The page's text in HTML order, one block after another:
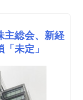
主総会、新経
未定」